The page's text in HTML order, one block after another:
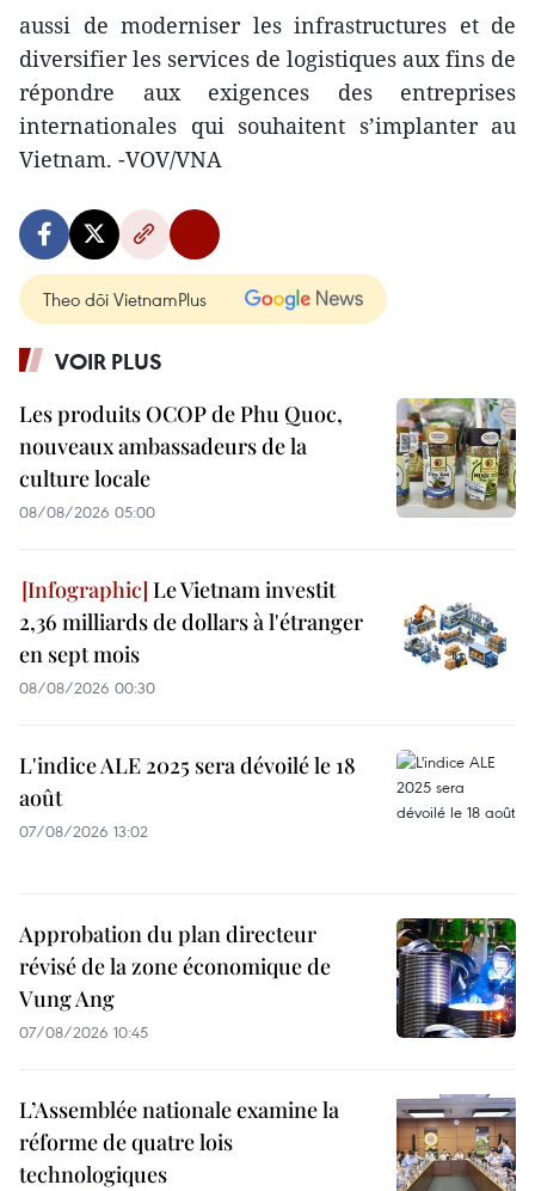
aussi de moderniser les infrastructures et de
diversifier les services de logistiques aux fins de
répondre aux exigences des entreprises
internationales qui souhaitent s’implanter au
Vietnam. -VOV/VNA
Theo dõi VietnamPlus
VOIR PLUS
Les produits OCOP de Phu Quoc,
nouveaux ambassadeurs de la
culture locale
08/08/2026 05:00
Le Vietnam investit
2,36 milliards de dollars à l'étranger
en sept mois
08/08/2026 00:30
L'indice ALE 2025 sera dévoilé le 18
août
07/08/2026 13:02
Approbation du plan directeur
révisé de la zone économique de
Vung Ang
07/08/2026 10:45
L’Assemblée nationale examine la
réforme de quatre lois
technologiques